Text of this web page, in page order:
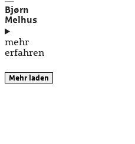
Bjørn
Melhus
mehr
erfahren
Mehr laden